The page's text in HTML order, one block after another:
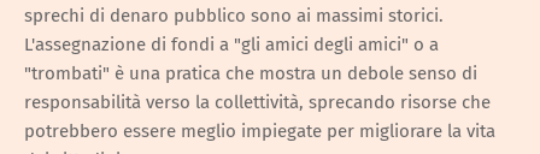
sprechi di denaro pubblico sono ai massimi storici.
L'assegnazione di fondi a "gli amici degli amici" o a
"trombati" è una pratica che mostra un debole senso di
responsabilità verso la collettività, sprecando risorse che
potrebbero essere meglio impiegate per migliorare la vita